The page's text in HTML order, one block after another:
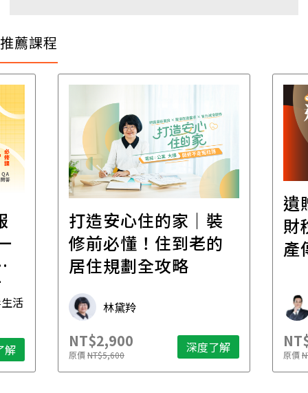
推薦課程
活
解
打造安心住的家｜裝
修前必懂！住到老的
居住規劃全攻略
林黛羚
NT$2,900
原價NT$5,600 深度了解
遺
財
產
原價